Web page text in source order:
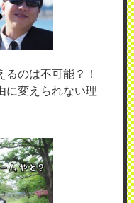
のは不可能？！
に変えられない理